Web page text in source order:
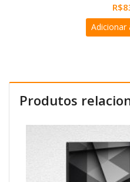
out
5
R$
Adicionar
Produtos